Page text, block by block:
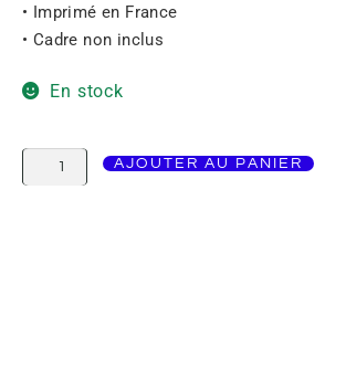
• Imprimé en France
• Cadre non inclus
En stock
AJOUTER AU PANIER